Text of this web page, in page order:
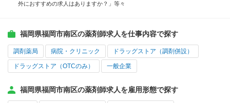
外におすすめの求人はありますか？」等々
福岡県福岡市南区の薬剤師求人を仕事内容で探す
調剤薬局 病院・クリニック ドラッグストア（調剤併設）
ドラッグストア（OTCのみ） 一般企業
福岡県福岡市南区の薬剤師求人を雇用形態で探す